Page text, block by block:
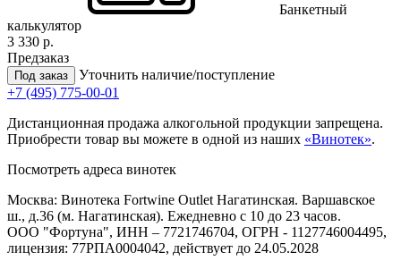
Банкетный
калькулятор
3 330 р.
Предзаказ
Под заказ
Уточнить наличие/поступление
+7 (495) 775-00-01
Дистанционная продажа алкогольной продукции запрещена.
Приобрести товар вы можете в одной из наших «Винотек».
Посмотреть адреса винотек
Москва: Винотека Fortwine Outlet Нагатинская. Варшавское
ш., д.36 (м. Нагатинская). Ежедневно с 10 до 23 часов.
ООО "Фортуна", ИНН – 7721746704, ОГРН - 1127746004495,
лицензия: 77РПА0004042, действует до 24.05.2028